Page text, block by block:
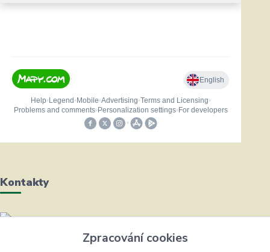
Kontakty
Helena Bayerová
+420 604 711 491Zpracování cookies